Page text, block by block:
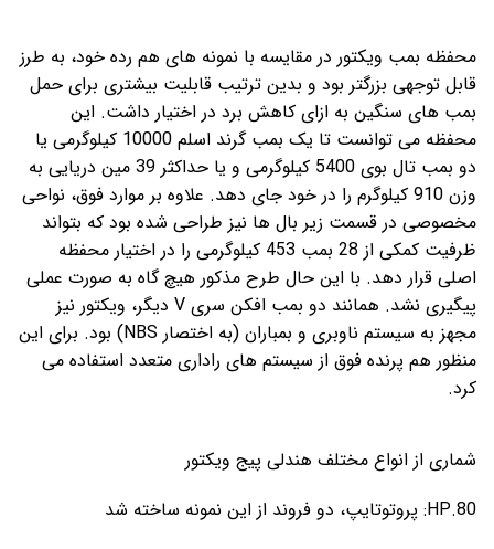
محفظه بمب ویکتور در مقایسه با نمونه های هم رده خود، به طرز
قابل توجهی بزرگتر بود و بدین ترتیب قابلیت بیشتری برای حمل
بمب های سنگین به ازای کاهش برد در اختیار داشت. این
محفظه می توانست تا یک بمب گرند اسلم 10000 کیلوگرمی یا
دو بمب تال بوی 5400 کیلوگرمی و یا حداکثر 39 مین دریایی به
وزن 910 کیلوگرم را در خود جای دهد. علاوه بر موارد فوق، نواحی
مخصوصی در قسمت زیر بال ها نیز طراحی شده بود که بتواند
ظرفیت کمکی از 28 بمب 453 کیلوگرمی را در اختیار محفظه
اصلی قرار دهد. با این حال طرح مذکور هیچ گاه به صورت عملی
پیگیری نشد. همانند دو بمب افکن سری V دیگر، ویکتور نیز
مجهز به سیستم ناوبری و بمباران (به اختصار NBS) بود. برای این
منظور هم پرنده فوق از سیستم های راداری متعدد استفاده می
کرد.
شماری از انواع مختلف هندلی پیج ویکتور
HP.80: پروتوتایپ، دو فروند از این نمونه ساخته شد